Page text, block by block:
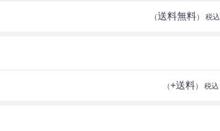
（送料無料） 税込
（+送料） 税込